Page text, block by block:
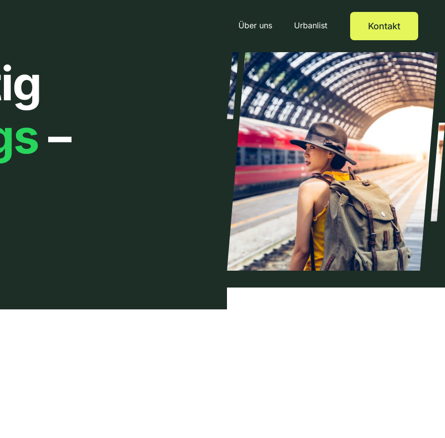
Über uns Urbanlist Kontakt
–